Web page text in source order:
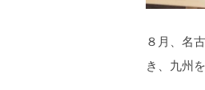
８月、名
き、九州